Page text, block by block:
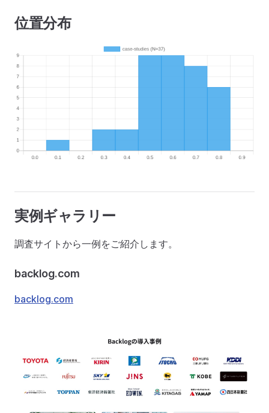
位置分布
実例ギャラリー
調査サイトから一例をご紹介します。
backlog.com
backlog.com